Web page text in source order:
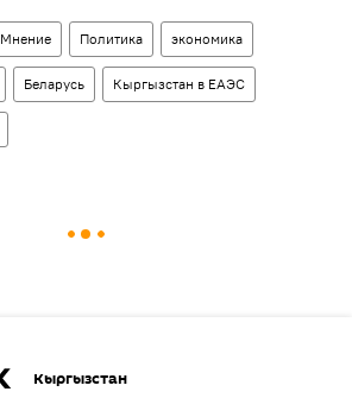
Мнение Политика экономика
Беларусь Кыргызстан в ЕАЭС
Кыргызстан